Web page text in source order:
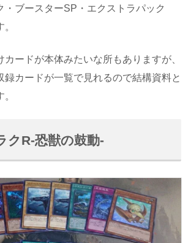
・ブースターSP・エクストラパック
カードが本体みたいな所もありますが、
録カードが一覧で見れるので結構資料と
クR-恐獣の鼓動-